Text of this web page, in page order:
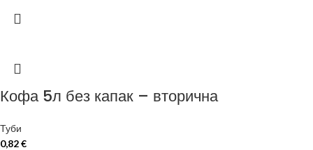
Кофа 5л без капак – вторична
Туби
0,82€